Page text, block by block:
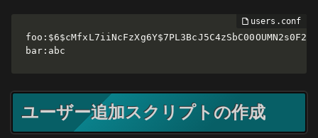
bar:abc
ユーザー追加スクリプトの作成